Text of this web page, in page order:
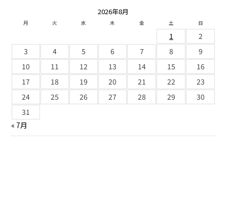
2026年8月
月 火 水 木 金 土 日
1
2
3
4 5 6 7 8
9
10
11 12 13 14 15
16
17
18 19 20 21 22
23
24
25 26 27 28 29
30
31
« 7月